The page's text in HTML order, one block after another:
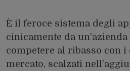
È il feroce sistema degli
cinicamente da un'azienda
competere al ribasso con
mercato, scalzati